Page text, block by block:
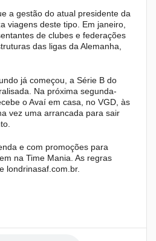
a gestão do atual presidente da
viagens deste tipo. Em janeiro,
de clubes e federações
das ligas da Alemanha,
já começou, a Série B do
Na próxima segunda-
o Avaí em casa, no VGD, às
vez uma arrancada para sair
e com promoções para
na Time Mania. As regras
londrinasaf.com.br.